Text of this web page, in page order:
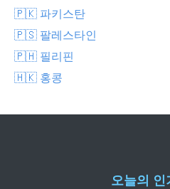
🇵🇰 파키스탄
🇵🇸 팔레스타인
🇵🇭 필리핀
🇭🇰 홍콩
오늘의 인